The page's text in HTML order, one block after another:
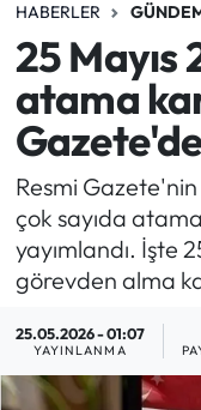
HABERLER
25
atama
Resmi Gazete'nin
çok sayıda
yayımlandı. İşte
görevden alma
25.05.2026 - 01:07
YAYINLANMA
Memur
Emekli
İşveren
İş Fırsatları
Yargı
Araştırma-
Son Dakika
Haber Arşivi